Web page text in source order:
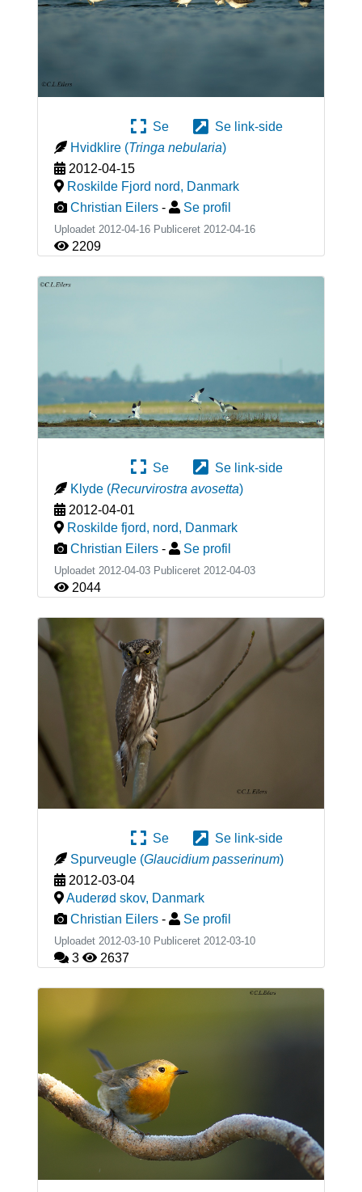
Se
Se link-side
Hvidklire (Tringa nebularia)
2012-04-15
Roskilde Fjord nord, Danmark
Christian Eilers - Se profil
Uploadet 2012-04-16 Publiceret 2012-04-16
2209
Se
Se link-side
Klyde (Recurvirostra avosetta)
2012-04-01
Roskilde fjord, nord, Danmark
Christian Eilers - Se profil
Uploadet 2012-04-03 Publiceret 2012-04-03
2044
Se
Se link-side
Spurveugle (Glaucidium passerinum)
2012-03-04
Auderød skov, Danmark
Christian Eilers - Se profil
Uploadet 2012-03-10 Publiceret 2012-03-10
3 2637